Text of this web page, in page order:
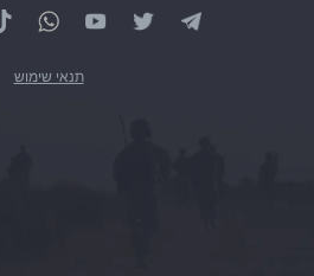
תנאי שימוש